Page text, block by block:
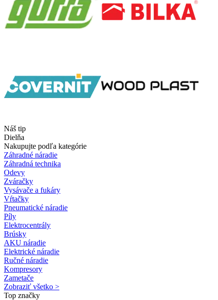
Náš tip
Dielňa
Nakupujte podľa kategórie
Záhradné náradie
Záhradná technika
Odevy
Zváračky
Vysávače a fukáry
Vŕtačky
Pneumatické náradie
Píly
Elektrocentrály
Brúsky
AKU náradie
Elektrické náradie
Ručné náradie
Kompresory
Zametače
Zobraziť všetko >
Top značky